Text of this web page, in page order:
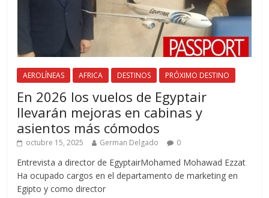
AEROLÍNEAS AFRICA DESTINOS PRÓXIMO DESTINO
En 2026 los vuelos de Egyptair
llevarán mejoras en cabinas y
asientos más cómodos
octubre 15, 2025 German Delgado 0
Entrevista a director de EgyptairMohamed Mohawad Ezzat
Ha ocupado cargos en el departamento de marketing en
Egipto y como director